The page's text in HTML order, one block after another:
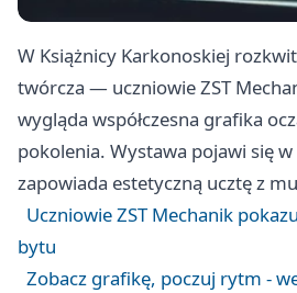
W Książnicy Karkonoskiej
twórcza — uczniowie ZST
wygląda współczesna grafika
pokolenia. Wystawa pojawi się w
zapowiada estetyczną ucztę z
Uczniowie ZST Mechanik
bytu
Zobacz grafikę, poczuj rytm -